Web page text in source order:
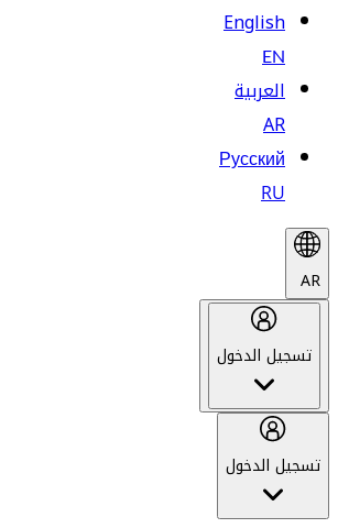
English
EN
العربية
AR
Русский
RU
AR
تسجيل الدخول
تسجيل الدخول